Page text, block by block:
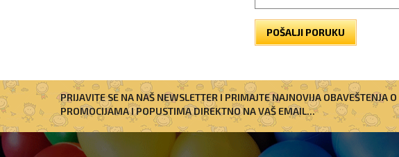
POŠALJI PORUKU
PRIJAVITE SE NA NAŠ NEWSLETTER I PRIMAJTE NAJNOVIJA OBAVEŠTENJA O
PROMOCIJAMA I POPUSTIMA DIREKTNO NA VAŠ EMAIL...